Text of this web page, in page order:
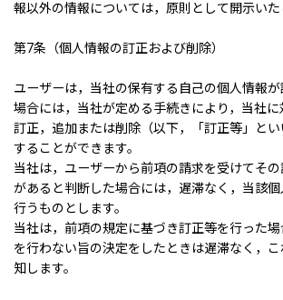
報以外の情報については，原則として開示いた
第7条（個人情報の訂正および削除）
ユーザーは，当社の保有する自己の個人情報
場合には，当社が定める手続きにより，当社
訂正，追加または削除（以下，「訂正等」と
することができます。
当社は，ユーザーから前項の請求を受けてそ
があると判断した場合には，遅滞なく，当該
行うものとします。
当社は，前項の規定に基づき訂正等を行った
を行わない旨の決定をしたときは遅滞なく，
知します。